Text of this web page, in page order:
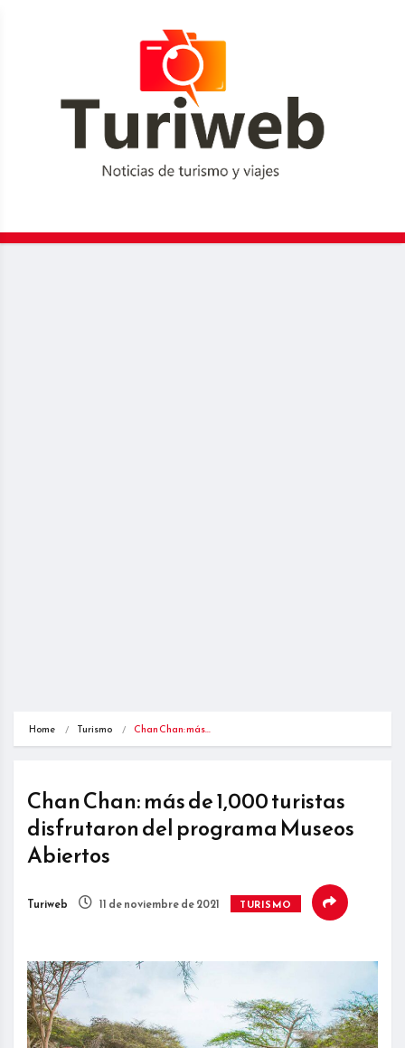
Home Turismo Chan Chan: más…
Chan Chan: más de 1,000 turistas
disfrutaron del programa Museos
Abiertos
Turiweb 11 de noviembre de 2021 TURISMO